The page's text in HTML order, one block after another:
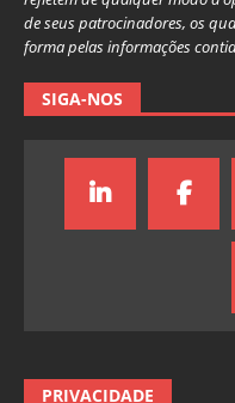
de seus patrocinadores, os
forma pelas informações
SIGA-NOS
PRIVACIDADE